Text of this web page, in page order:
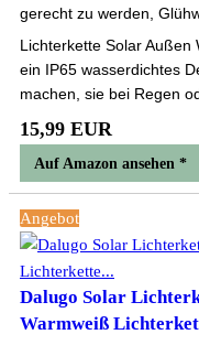
gerecht zu werden,
Lichterkette Solar Außen
ein IP65 wasserdichtes
machen, sie bei Regen
15,99 EUR
Auf Amazon ansehen *
Angebot
Dalugo Solar
Warmweiß